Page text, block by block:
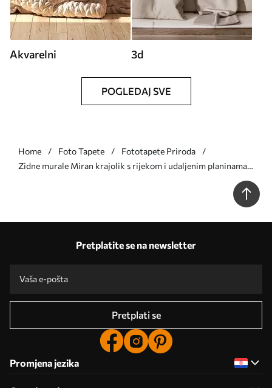
Akvarelni 3d
POGLEDAJ SVE
Home Foto Tapete
Fototapete Priroda
Zidne murale Miran krajolik s rijekom i udaljenim planinama
Pretplatite se na newsletter
Pretplati se
Promjena jezika